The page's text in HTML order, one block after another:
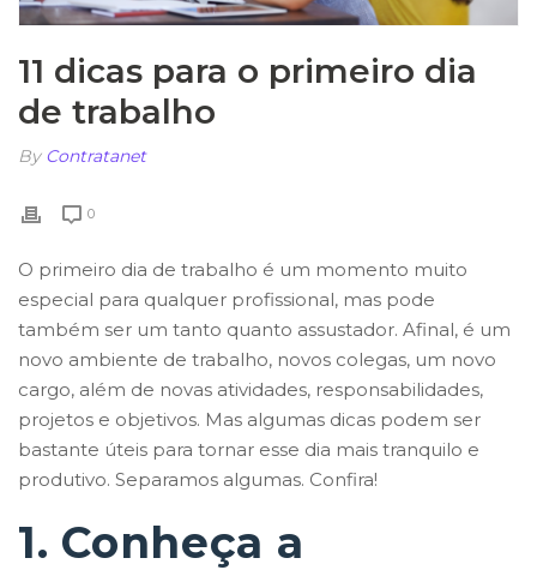
11 dicas para o primeiro dia
de trabalho
By Contratanet
0
O primeiro dia de trabalho é um momento muito
especial para qualquer profissional, mas pode
também ser um tanto quanto assustador. Afinal, é um
novo ambiente de trabalho, novos colegas, um novo
cargo, além de novas atividades, responsabilidades,
projetos e objetivos. Mas algumas dicas podem ser
bastante úteis para tornar esse dia mais tranquilo e
produtivo. Separamos algumas. Confira!
1. Conheça a